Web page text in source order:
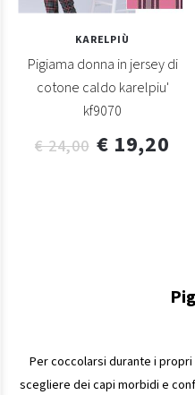
KARELPIÙ
Pigiama donna in jersey di
cotone caldo karelpiu'
kf9070
€ 24,00 € 19,20
Per coccolarsi durante i
scegliere dei capi morbidi e